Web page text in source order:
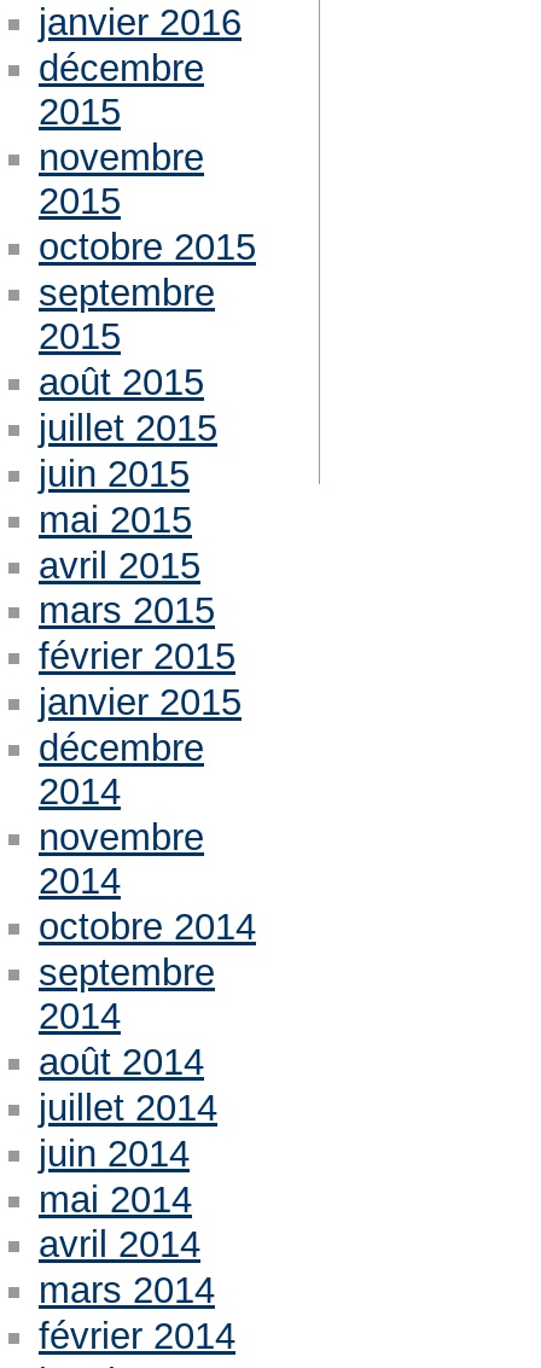
janvier 2016
décembre
2015
novembre
2015
octobre 2015
septembre
2015
août 2015
juillet 2015
juin 2015
mai 2015
avril 2015
mars 2015
février 2015
janvier 2015
décembre
2014
novembre
2014
octobre 2014
septembre
2014
août 2014
juillet 2014
juin 2014
mai 2014
avril 2014
mars 2014
février 2014